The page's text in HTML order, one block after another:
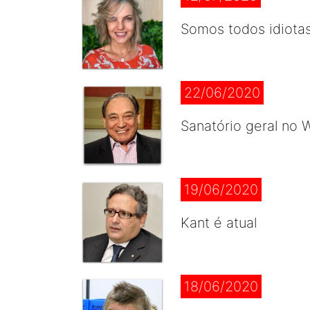
Somos todos
22/06/2020
Sanatório geral no
19/06/2020
Kant é atual
18/06/2020